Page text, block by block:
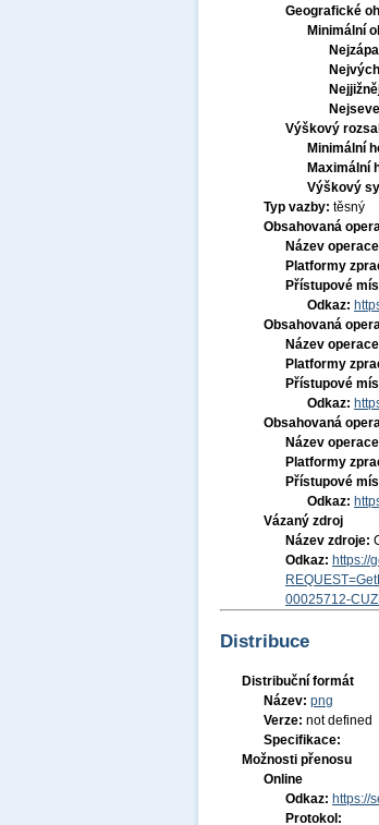
Geografické
Minimální
Výškový
Minimální
Maximální
Výškový
Typ vazby: těsný
Obsahovaná
Název
Platformy
Přístupové
Odkaz:
Obsahovaná
Název
Platformy
Přístupové
Odkaz:
Obsahovaná
Název
Platformy
Přístupové
Odkaz:
Vázaný zdroj
Název zdroje:
Odkaz: https://
00025712-
Distribuce
Distribuční formát
Název: png
Verze: not defined
Specifikace:
Možnosti přenosu
Online
Odkaz: https://
Protokol: